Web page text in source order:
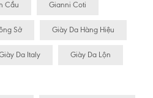
Cầu Gianni Coti
Sở Giày Da Hàng Hiệu
Da Italy Giày Da Lộn